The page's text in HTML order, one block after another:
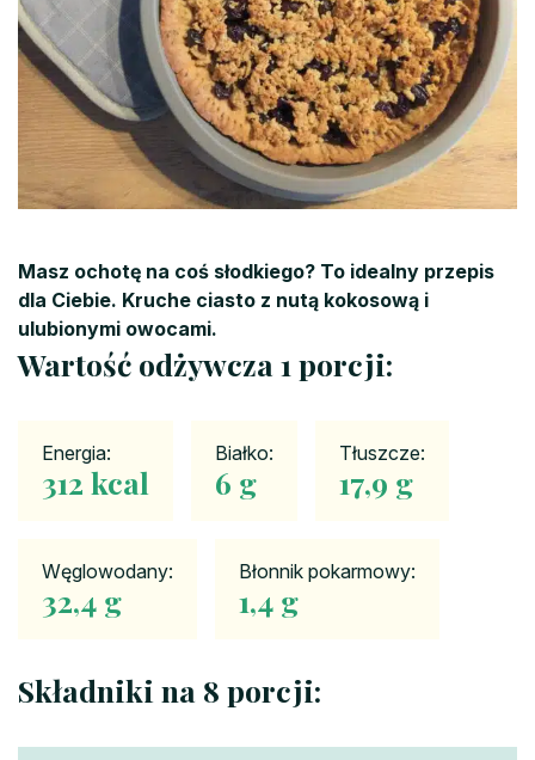
Masz ochotę na coś słodkiego? To idealny przepis
dla Ciebie. Kruche ciasto z nutą kokosową i
ulubionymi owocami.
Wartość odżywcza 1 porcji:
Energia:
312 kcal
Białko:
6 g
Tłuszcze:
17,9 g
Węglowodany:
32,4 g
Błonnik pokarmowy:
1,4 g
Składniki na 8 porcji: